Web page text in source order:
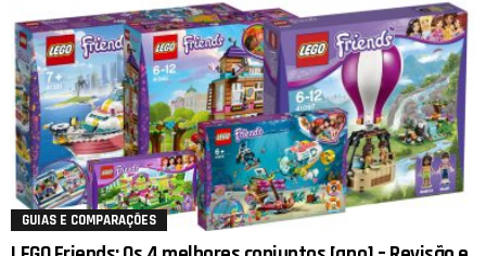
GUIAS E COMPARAÇÕES